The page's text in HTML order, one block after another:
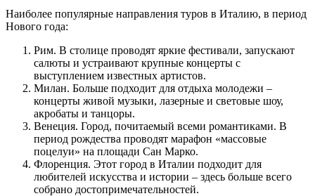
Наиболее популярные направления туров в Италию, в период
Нового года:
Рим. В столице проводят яркие фестивали, запускают
салюты и устраивают крупные концерты с
выступлением известных артистов.
Милан. Больше подходит для отдыха молодежи –
концерты живой музыки, лазерные и световые шоу,
акробаты и танцоры.
Венеция. Город, почитаемый всеми романтиками. В
период рождества проводят марафон «массовые
поцелуи» на площади Сан Марко.
Флоренция. Этот город в Италии подходит для
любителей искусства и истории – здесь больше всего
собрано достопримечательностей.